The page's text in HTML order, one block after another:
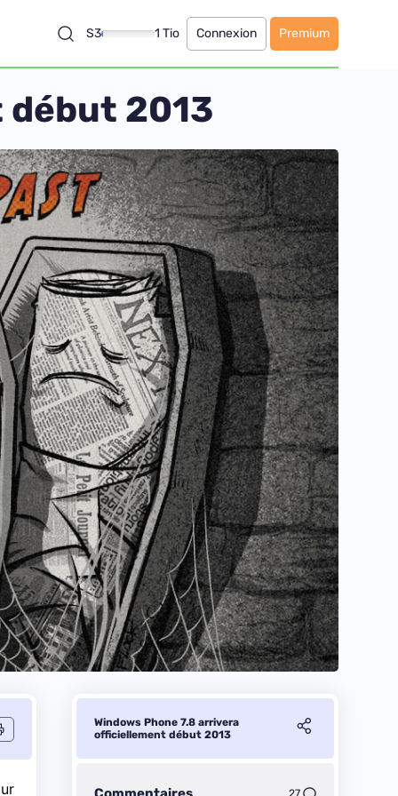
S3 1 Tio Connexion Premium
début 2013
Windows Phone 7.8 arrivera
officiellement début 2013
27